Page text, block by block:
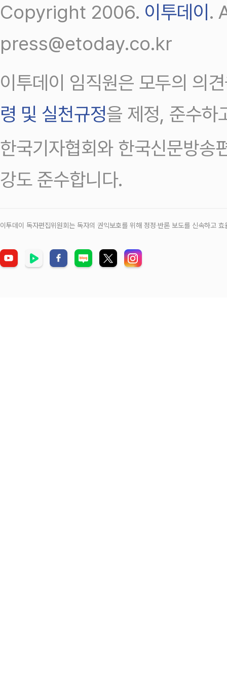
Copyright 2006. 이투데이 .
press@etoday.co.kr
이투데이 임직원은 모두의 의
령 및 실천규정을 제정, 준수하
한국기자협회와 한국신문방송
강도 준수합니다.
이투데이 독자편집위원회는 독자의 권익보호를 위해 정정‧반론 보도를 신속하고